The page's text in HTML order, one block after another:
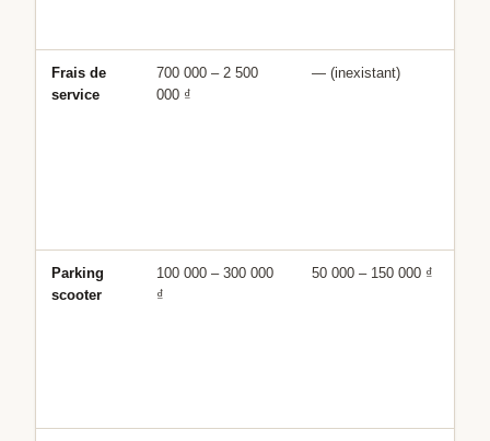
Frais de
service
700 000 – 2 500
000 ₫
— (inexistant)
Parking
scooter
100 000 – 300 000
₫
50 000 – 150 000 ₫